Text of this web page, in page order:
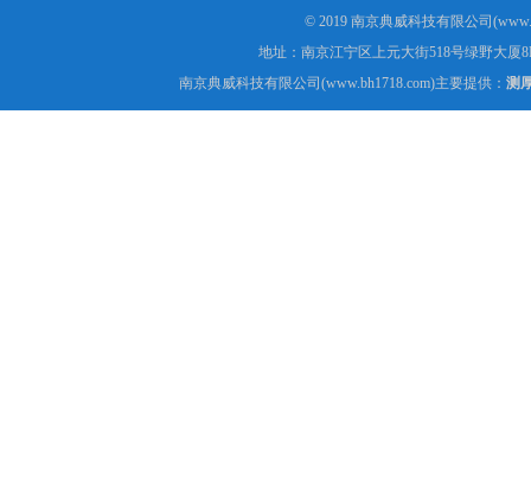
© 2019 南京典威科技有限公司
地址：南京江宁区上元大街518号绿野大厦
南京典威科技有限公司(www.bh1718.com)主要提供： 测